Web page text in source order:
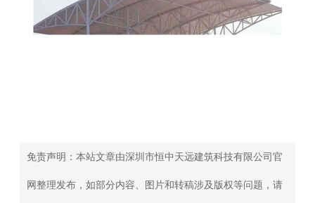
免责声明：本站文章由深圳市恒中天远建筑科技有限公司官
网整理发布，如部分内容、图片和转稿涉及版权等问题，请